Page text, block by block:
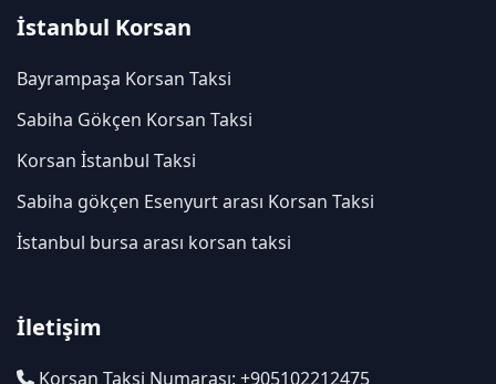
İstanbul Korsan
Bayrampaşa Korsan Taksi
Sabiha Gökçen Korsan Taksi
Korsan İstanbul Taksi
Sabiha gökçen Esenyurt arası Korsan Taksi
İstanbul bursa arası korsan taksi
İletişim
Korsan Taksi Numarası: +905102212475